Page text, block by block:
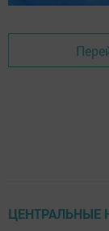
ЦЕНТРАЛЬНЫЕ